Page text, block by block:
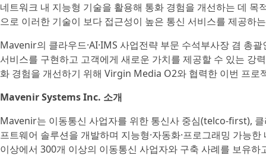
네트워크 내 지능형 기술을 활용해 통화 경험을 개선하는 데 목
으로 이러한 기술이 보다 접근성이 높은 통신 서비스를 제공하
Mavenir의 클라우드·AI·IMS 사업전략 부문 수석부사장 겸 총
서비스를 구현하고 고객에게 새로운 가치를 제공할 수 있는 강
화 경험을 개선하기 위해 Virgin Media O2와 협력한 이번 프로
Mavenir Systems Inc. 소개
Mavenir는 이동통신 사업자를 위한 통신사 중심(telco-first),
프트웨어 솔루션을 개발하며 지능형·자동화·프로그래밍 가능
이상에서 300개 이상의 이동통신 사업자와 구축 사례를 보유